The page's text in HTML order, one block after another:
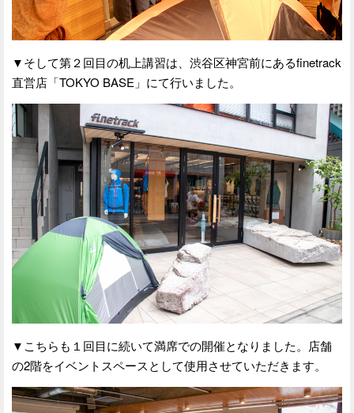
▼そして第２回目の机上講習は、渋谷区神宮前にあるfinetrack
直営店「TOKYO BASE」にて行いました。
▼こちらも１回目に続いて満席での開催となりました。店舗
の2階をイベントスペースとして使用させていただきます。